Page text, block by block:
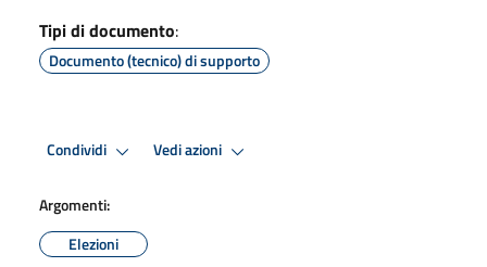
Tipi di documento:
Documento (tecnico) di supporto
Condividi Vedi azioni
Argomenti:
Elezioni